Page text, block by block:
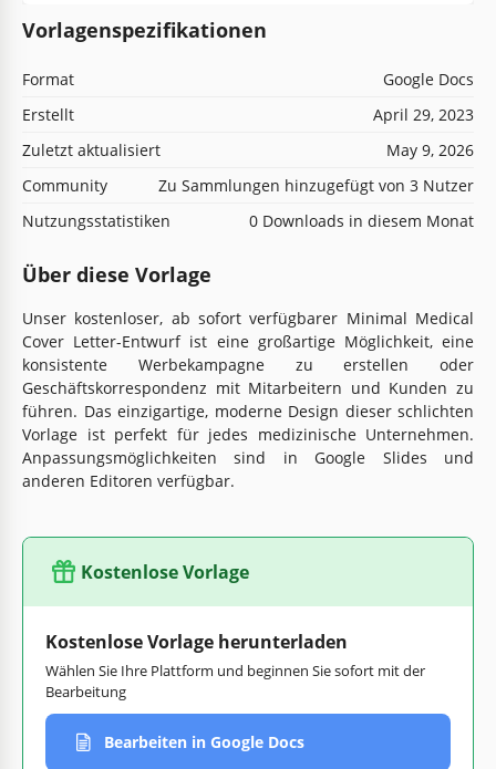
Vorlagenspezifikationen
Format
Google Docs
Erstellt
April 29, 2023
Zuletzt aktualisiert
May 9, 2026
Community
Zu Sammlungen hinzugefügt von 3 Nutzer
Nutzungsstatistiken
0 Downloads in diesem Monat
Über diese Vorlage
Unser kostenloser, ab sofort verfügbarer Minimal Medical
Cover Letter-Entwurf ist eine großartige Möglichkeit, eine
konsistente Werbekampagne zu erstellen oder
Geschäftskorrespondenz mit Mitarbeitern und Kunden zu
führen. Das einzigartige, moderne Design dieser schlichten
Vorlage ist perfekt für jedes medizinische Unternehmen.
Anpassungsmöglichkeiten sind in Google Slides und
anderen Editoren verfügbar.
Kostenlose Vorlage
Kostenlose Vorlage herunterladen
Wählen Sie Ihre Plattform und beginnen Sie sofort mit der
Bearbeitung
Bearbeiten in Google Docs